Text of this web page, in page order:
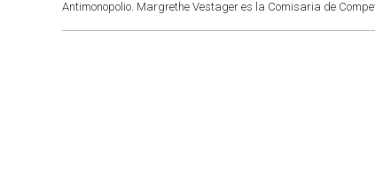
Antimonopolio. Margrethe Vestager es la Comisaria de